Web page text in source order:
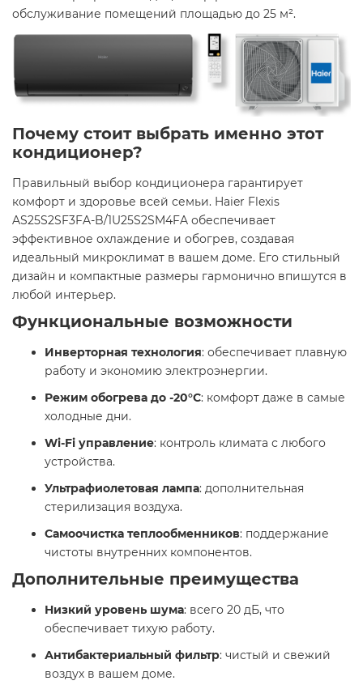
обслуживание помещений площадью до 25 м².
Почему стоит выбрать именно этот
кондиционер?
Правильный выбор кондиционера гарантирует
комфорт и здоровье всей семьи. Haier Flexis
AS25S2SF3FA-B/1U25S2SM4FA обеспечивает
эффективное охлаждение и обогрев, создавая
идеальный микроклимат в вашем доме. Его стильный
дизайн и компактные размеры гармонично впишутся в
любой интерьер.
Функциональные возможности
Инверторная технология: обеспечивает плавную
работу и экономию электроэнергии.
Режим обогрева до -20°C: комфорт даже в самые
холодные дни.
Wi-Fi управление: контроль климата с любого
устройства.
Ультрафиолетовая лампа: дополнительная
стерилизация воздуха.
Самоочистка теплообменников: поддержание
чистоты внутренних компонентов.
Дополнительные преимущества
Низкий уровень шума: всего 20 дБ, что
обеспечивает тихую работу.
Антибактериальный фильтр: чистый и свежий
воздух в вашем доме.